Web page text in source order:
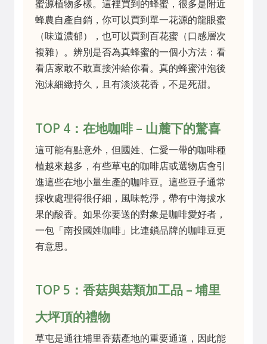
蜜源植物多樣。這裡買到的蜂蜜，很多是附近
蜂農自產自銷，你可以買到單一花源的龍眼蜜
（味道濃郁），也可以買到百花蜜（口感層次
複雜）。辨別是否為真蜂蜜的一個小方法：看
看店家敢不敢直接沖給你看。真的蜂蜜沖泡後
泡沫細緻持久，且有淡淡花香，不是死甜。
TOP 4：在地咖啡 – 山麓下的驚喜
這可能有點意外，但國姓、仁愛一帶的咖啡種
植越來越多，有些草屯的咖啡店或選物店會引
進這些在地小量生產的咖啡豆。這些豆子通常
採收處理得很仔細，風味乾淨，帶有中海拔水
果的酸香。如果你要送的對象是咖啡愛好者，
一包「南投國姓咖啡」比連鎖品牌的咖啡豆更
有意思。
TOP 5：香菇與菇類加工品 – 埔里
大坪頂的禮物
草屯是通往埔里香菇產地的重要通道，因此能